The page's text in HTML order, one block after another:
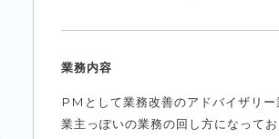
業務内容
PMとして業務改善のアドバイザリ
業主っぽいの業務の回し方になって